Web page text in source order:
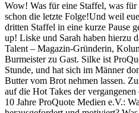
Wow! Was für eine Staffel, was
schon die letzte Folge!Und weil
dritten Staffel in eine kurze Pause
up! Liske und Sarah haben hierzu
Talent – Magazin-Gründerin,
Burmeister zu Gast. Silke ist
Stunde, und hat sich im Männer
Butter vom Brot nehmen lassen.
auf die Hot Takes der
10 Jahre ProQuote Medien e.V.: